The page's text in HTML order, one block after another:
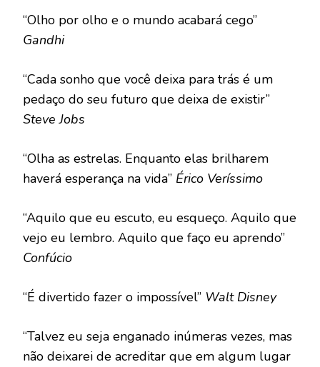
“Olho por olho e o mundo acabará cego”
Gandhi
“Cada sonho que você deixa para trás é um
pedaço do seu futuro que deixa de existir”
Steve Jobs
“Olha as estrelas. Enquanto elas brilharem
haverá esperança na vida” Érico Veríssimo
“Aquilo que eu escuto, eu esqueço. Aquilo que
vejo eu lembro. Aquilo que faço eu aprendo”
Confúcio
“É divertido fazer o impossível” Walt Disney
“Talvez eu seja enganado inúmeras vezes, mas
não deixarei de acreditar que em algum lugar